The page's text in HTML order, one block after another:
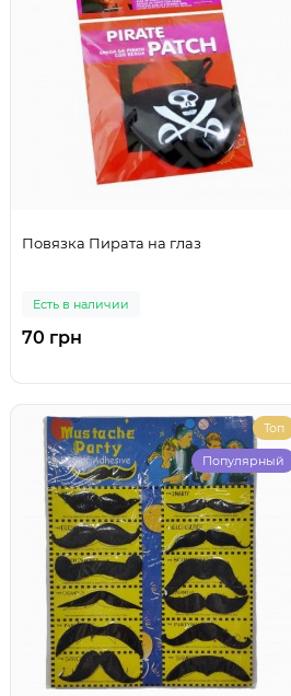
Повязка Пирата на глаз
Есть в наличии
70 грн
Топ
Популярный